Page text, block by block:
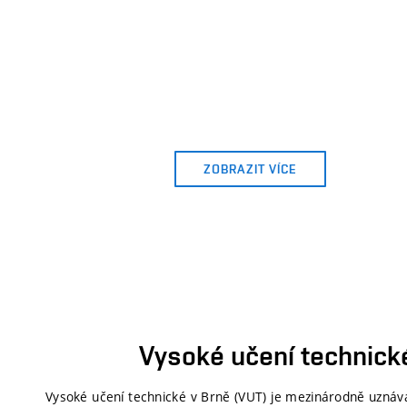
Centrum sportovních aktivit
ZOBRAZIT VÍCE
Vysoké učení
Vysoké učení technické v Brně (VUT) je mezinárodně